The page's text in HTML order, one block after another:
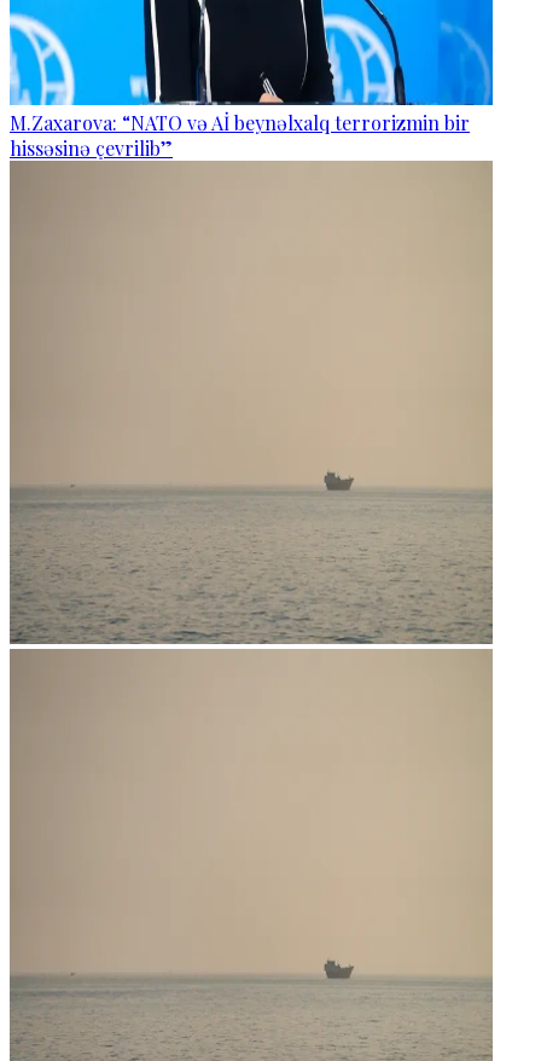
M.Zaxarova: “NATO və Aİ beynəlxalq terrorizmin bir
hissəsinə çevrilib”